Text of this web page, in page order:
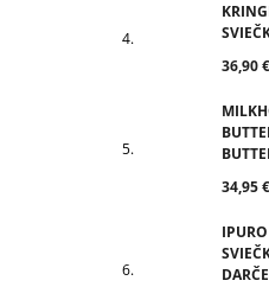
36,90 €
34,95 €